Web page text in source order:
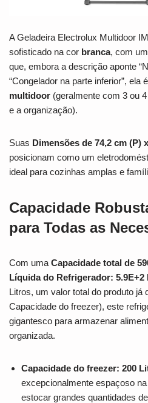
A Geladeira Electrolux Multidoor
sofisticado na cor branca, com
que, embora a descrição aponte
“Congelador na parte inferior”, ela
multidoor (geralmente com 3 ou
e a organização).
Suas Dimensões de 74,2 cm (P)
posicionam como um
ideal para cozinhas amplas e
Capacidade
para Todas as
Com uma Capacidade total de
Líquida do Refrigerador: 5.9E+2
Litros, um valor total do produto já
Capacidade do freezer), este
gigantesco para armazenar
organizada.
Capacidade do freezer: 200
excepcionalmente espaçoso
estocar grandes quantidades